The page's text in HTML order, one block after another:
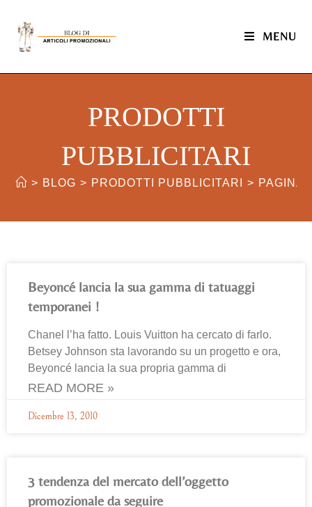
MENU
PRODOTTI
PUBBLICITARI
> BLOG > PRODOTTI PUBBLICITARI > PAGINA
Beyoncé lancia la sua gamma di tatuaggi
temporanei !
Chanel l’ha fatto. Louis Vuitton ha cercato di farlo.
Betsey Johnson sta lavorando su un progetto e ora,
Beyoncé lancia la sua propria gamma di
READ MORE »
Dicembre 13, 2010
3 tendenza del mercato dell’oggetto
promozionale da seguire